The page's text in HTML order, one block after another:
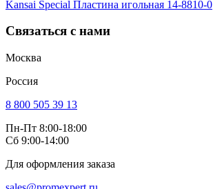
Kansai Special Пластина игольная 14-8810-0
Связаться с нами
Москва
Россия
8 800 505 39 13
Пн-Пт 8:00-18:00
Сб 9:00-14:00
Для оформления заказа